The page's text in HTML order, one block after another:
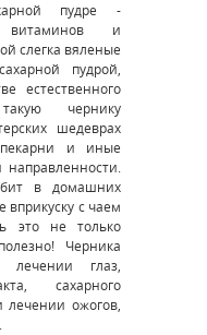
пудре -
витаминов и
слегка вяленые
пудрой,
естественного
чернику
шедеврах
и иные
направленности.
в домашних
вприкуску с чаем
это не только
Черника
лечении глаз,
сахарного
лечении ожогов,